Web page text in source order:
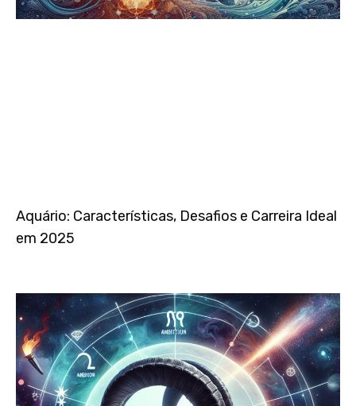
Aquário: Características, Desafios e Carreira Ideal
em 2025